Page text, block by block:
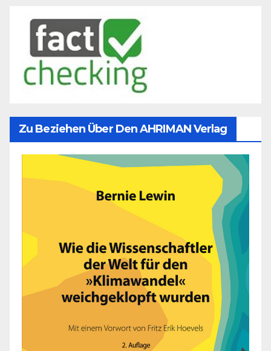
Zu Beziehen Über Den AHRIMAN Verlag